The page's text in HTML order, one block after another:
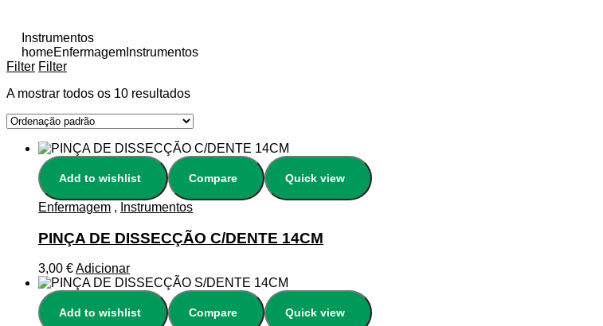
Instrumentos
homeEnfermagem Instrumentos
Filter Filter
A mostrar todos os 10 resultados
Add to wishlist Compare Quick view
Enfermagem , Instrumentos
PINÇA DE DISSECÇÃO C/DENTE 14CM
3,00 €Adicionar
Add to wishlist Compare Quick view